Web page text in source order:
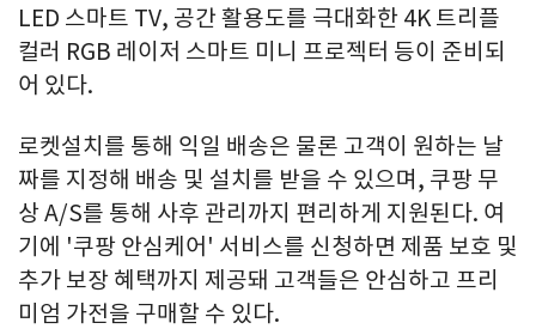
LED 스마트 TV, 공간 활용도를 극대화한 4K 트리플
컬러 RGB 레이저 스마트 미니 프로젝터 등이 준비되
어 있다.
로켓설치를 통해 익일 배송은 물론 고객이 원하는 날
짜를 지정해 배송 및 설치를 받을 수 있으며, 쿠팡 무
상 A/S를 통해 사후 관리까지 편리하게 지원된다. 여
기에 '쿠팡 안심케어' 서비스를 신청하면 제품 보호 및
추가 보장 혜택까지 제공돼 고객들은 안심하고 프리
미엄 가전을 구매할 수 있다.